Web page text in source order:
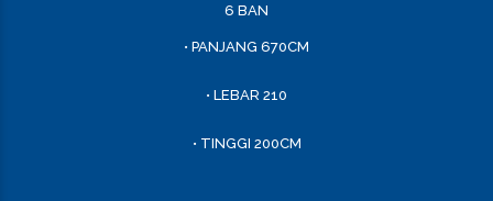
6 BAN
• PANJANG 670CM
• LEBAR 210
• TINGGI 200CM